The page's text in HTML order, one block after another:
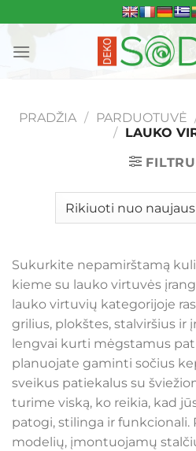
to
content
PRADŽIA / PARDUOTUVĖ
/ LAUKO
Sukurkite nepamirštamą
kieme su lauko virtuvės
lauko virtuvių kategorijoje
grilius, plokštes, stalviršius ir
lengvai kurti mėgstamus
planuojate gaminti sočius
sveikus patiekalus su
turime viską, ko reikia, kad
patogi, stilinga ir funkcionali.
modelių, įmontuojamų